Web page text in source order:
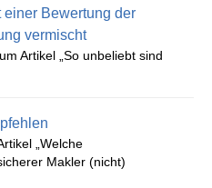
Bewertung der
vermischt
Artikel „So unbeliebt sind
„Welche
Makler (nicht)